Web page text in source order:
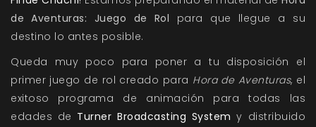
de Aventuras: Juego de Rol para que llegue a su
destino lo antes posible.
Queda muy poco para poner a tu disposición el
primer juego de rol creado para Hora de Aventuras, el
exitoso programa de animación para todas las
edades de Turner Broadcasting System y distribuido